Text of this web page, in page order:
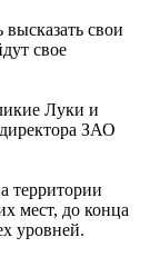
свои
свое
Луки и
ЗАО
территории
мест, до конца
уровней.